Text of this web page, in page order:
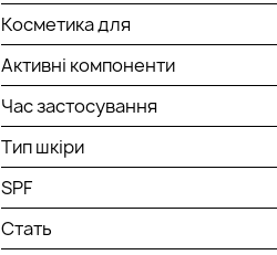
Косметика для
Активні компоненти
Час застосування
Тип шкіри
SPF
Стать